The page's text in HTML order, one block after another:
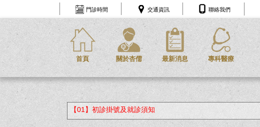
門診時間 交通資訊 聯絡我們
首頁 關於杏儒 最新消息 專科醫療
【01】初診掛號及就診須知